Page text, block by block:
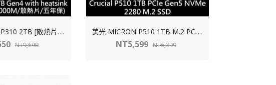
美
光 MICRON P310 2TB [散熱片]M.2 PCIE Gen4(讀:7100M/寫:6000M)QLC【五年】
NT9,690
美
光 MICRON P510 1TB M.2 PCIE Gen5(讀:11000/寫:9500)TLC【五年】
NT5,599 NT6,399